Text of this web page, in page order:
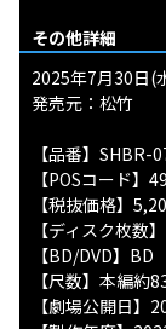
その他詳細
2025年7月30日(
発売元：松竹
【品番】SHBR-
【POSコード】
【税抜価格】
【ディスク枚数
【BD/DVD】BD
【尺数】本編約
【劇場公開日】